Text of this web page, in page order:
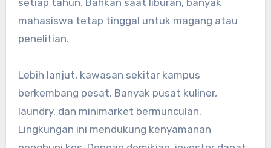
mahasiswa tetap tinggal untuk magang atau
penelitian.
Lebih lanjut, kawasan sekitar kampus
berkembang pesat. Banyak pusat kuliner,
laundry, dan minimarket bermunculan.
Lingkungan ini mendukung kenyamanan